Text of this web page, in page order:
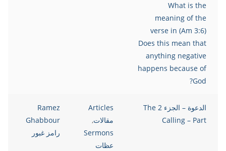
What is the
meaning of the
verse in (Am 3:6)
Does this mean that
anything negative
happens because of
God?
الدعوة – الجزء 2 The
Calling – Part
Articles
مقالات,
Sermons
عظات
Ramez
Ghabbour
رامز غبور